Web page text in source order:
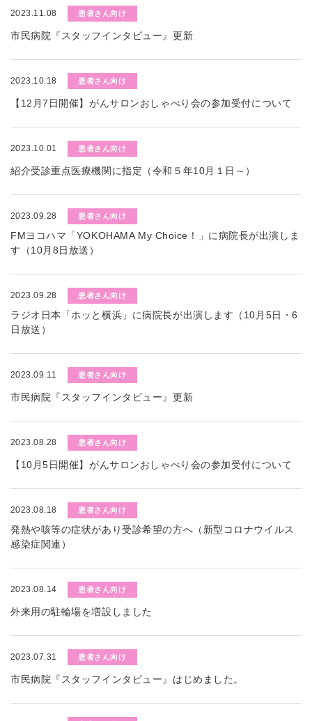
2023.11.08 患者さん向け
市民病院『スタッフインタビュー』更新
2023.10.18 患者さん向け
【12月7日開催】がんサロンおしゃべり会の参加受付について
2023.10.01 患者さん向け
紹介受診重点医療機関に指定（令和５年10月１日～）
2023.09.28 患者さん向け
FMヨコハマ「YOKOHAMA My Choice！」に病院長が出演しま
す（10月8日放送）
2023.09.28 患者さん向け
ラジオ日本「ホッと横浜」に病院長が出演します（10月5日・6
日放送）
2023.09.11 患者さん向け
市民病院『スタッフインタビュー』更新
2023.08.28 患者さん向け
【10月5日開催】がんサロンおしゃべり会の参加受付について
2023.08.18 患者さん向け
発熱や咳等の症状があり受診希望の方へ（新型コロナウイルス
感染症関連）
2023.08.14 患者さん向け
外来用の駐輪場を増設しました
2023.07.31 患者さん向け
市民病院『スタッフインタビュー』はじめました。